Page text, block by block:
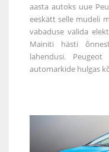
aasta autoks uue
eeskätt selle mudeli
vabaduse valida
Mainiti hästi
lahendusi.
automarkide hulgas